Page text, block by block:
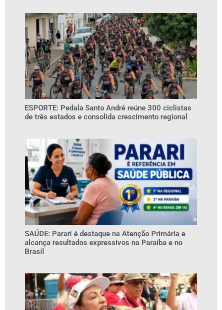
ESPORTE: Pedala Santo André reúne 300 ciclistas
de três estados e consolida crescimento regional
SAÚDE: Parari é destaque na Atenção Primária e
alcança resultados expressivos na Paraíba e no
Brasil